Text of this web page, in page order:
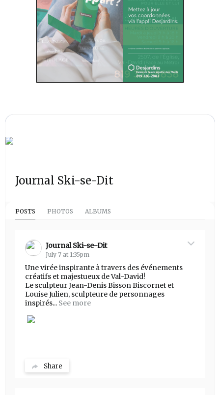
Journal Ski-se-Dit
POSTS PHOTOS ALBUMS
Journal Ski-se-Dit
July 7 at 1:35pm
Une virée inspirante à travers des événements
créatifs et majestueux de Val-David!
Le sculpteur Jean-Denis Bisson Biscornet et
Louise Julien, sculpteure de personnages
inspirés... See more
Share